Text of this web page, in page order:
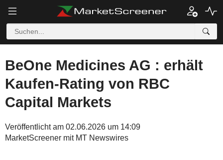
BeOne Medicines AG : erhält
Kaufen-Rating von RBC
Capital Markets
Veröffentlicht am 02.06.2026 um 14:09
MarketScreener mit MT Newswires